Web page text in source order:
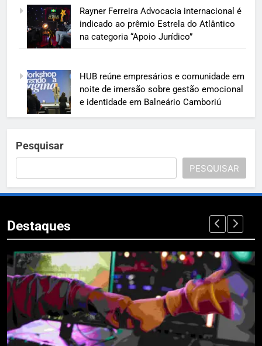
Rayner Ferreira Advocacia internacional é
indicado ao prêmio Estrela do Atlântico
na categoria “Apoio Jurídico”
HUB reúne empresários e comunidade em
noite de imersão sobre gestão emocional
e identidade em Balneário Camboriú
Pesquisar
PESQUISAR
Destaques